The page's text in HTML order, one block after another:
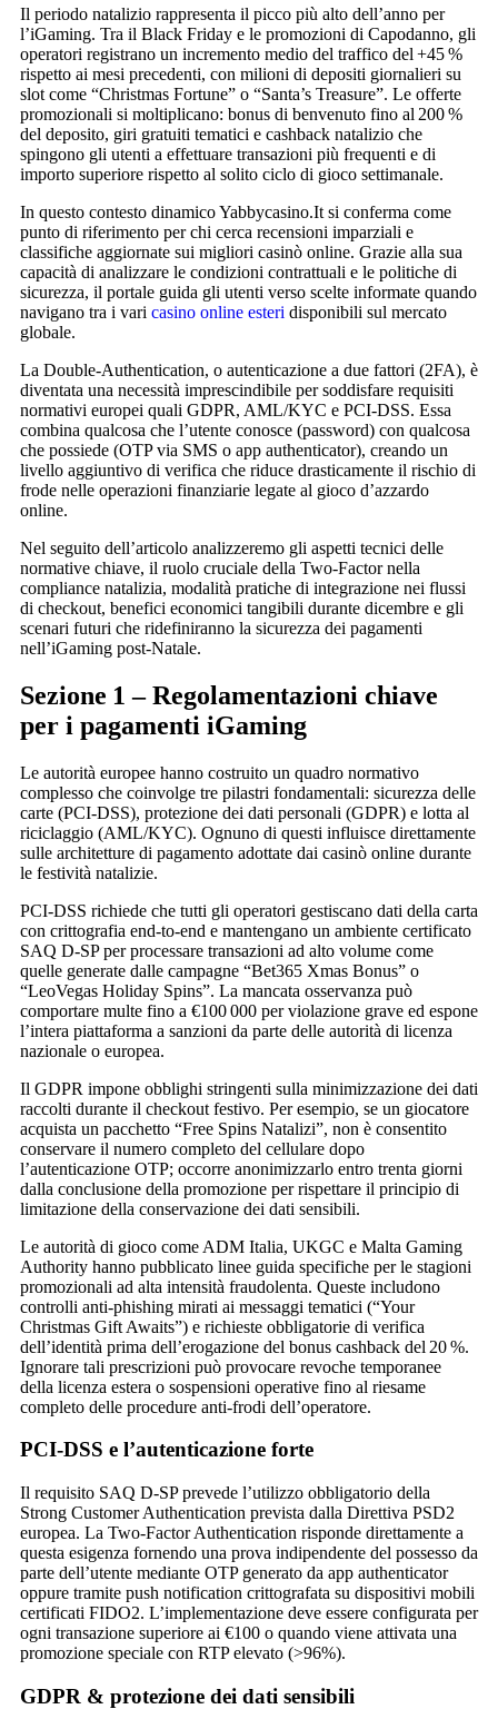
Il periodo natalizio rappresenta il picco più alto dell’anno per
l’iGaming. Tra il Black Friday e le promozioni di Capodanno, gli
operatori registrano un incremento medio del traffico del +45 %
rispetto ai mesi precedenti, con milioni di depositi giornalieri su
slot come “Christmas Fortune” o “Santa’s Treasure”. Le offerte
promozionali si moltiplicano: bonus di benvenuto fino al 200 %
del deposito, giri gratuiti tematici e cashback natalizio che
spingono gli utenti a effettuare transazioni più frequenti e di
importo superiore rispetto al solito ciclo di gioco settimanale.
In questo contesto dinamico Yabbycasino.It si conferma come
punto di riferimento per chi cerca recensioni imparziali e
classifiche aggiornate sui migliori casinò online. Grazie alla sua
capacità di analizzare le condizioni contrattuali e le politiche di
sicurezza, il portale guida gli utenti verso scelte informate quando
navigano tra i vari casino online esteri disponibili sul mercato
globale.
La Double‑Authentication, o autenticazione a due fattori (2FA), è
diventata una necessità imprescindibile per soddisfare requisiti
normativi europei quali GDPR, AML/KYC e PCI‑DSS. Essa
combina qualcosa che l’utente conosce (password) con qualcosa
che possiede (OTP via SMS o app authenticator), creando un
livello aggiuntivo di verifica che riduce drasticamente il rischio di
frode nelle operazioni finanziarie legate al gioco d’azzardo
online.
Nel seguito dell’articolo analizzeremo gli aspetti tecnici delle
normative chiave, il ruolo cruciale della Two‑Factor nella
compliance natalizia, modalità pratiche di integrazione nei flussi
di checkout, benefici economici tangibili durante dicembre e gli
scenari futuri che ridefiniranno la sicurezza dei pagamenti
nell’iGaming post‑Natale.
Sezione 1 – Regolamentazioni chiave
per i pagamenti iGaming
Le autorità europee hanno costruito un quadro normativo
complesso che coinvolge tre pilastri fondamentali: sicurezza delle
carte (PCI‑DSS), protezione dei dati personali (GDPR) e lotta al
riciclaggio (AML/KYC). Ognuno di questi influisce direttamente
sulle architetture di pagamento adottate dai casinò online durante
le festività natalizie.
PCI‑DSS richiede che tutti gli operatori gestiscano dati della carta
con crittografia end‑to‑end e mantengano un ambiente certificato
SAQ D‑SP per processare transazioni ad alto volume come
quelle generate dalle campagne “Bet365 Xmas Bonus” o
“LeoVegas Holiday Spins”. La mancata osservanza può
comportare multe fino a €100 000 per violazione grave ed espone
l’intera piattaforma a sanzioni da parte delle autorità di licenza
nazionale o europea.
Il GDPR impone obblighi stringenti sulla minimizzazione dei dati
raccolti durante il checkout festivo. Per esempio, se un giocatore
acquista un pacchetto “Free Spins Natalizi”, non è consentito
conservare il numero completo del cellulare dopo
l’autenticazione OTP; occorre anonimizzarlo entro trenta giorni
dalla conclusione della promozione per rispettare il principio di
limitazione della conservazione dei dati sensibili.
Le autorità di gioco come ADM Italia, UKGC e Malta Gaming
Authority hanno pubblicato linee guida specifiche per le stagioni
promozionali ad alta intensità fraudolenta. Queste includono
controlli anti‑phishing mirati ai messaggi tematici (“Your
Christmas Gift Awaits”) e richieste obbligatorie di verifica
dell’identità prima dell’erogazione del bonus cashback del 20 %.
Ignorare tali prescrizioni può provocare revoche temporanee
della licenza estera o sospensioni operative fino al riesame
completo delle procedure anti‑frodi dell’operatore.
PCI‑DSS e l’autenticazione forte
Il requisito SAQ D‑SP prevede l’utilizzo obbligatorio della
Strong Customer Authentication prevista dalla Direttiva PSD2
europea. La Two‑Factor Authentication risponde direttamente a
questa esigenza fornendo una prova indipendente del possesso da
parte dell’utente mediante OTP generato da app authenticator
oppure tramite push notification crittografata su dispositivi mobili
certificati FIDO2. L’implementazione deve essere configurata per
ogni transazione superiore ai €100 o quando viene attivata una
promozione speciale con RTP elevato (>96%).
GDPR & protezione dei dati sensibili